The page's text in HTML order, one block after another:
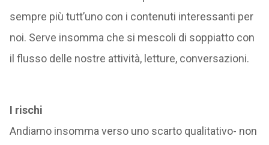
sempre più tutt’uno con i contenuti interessanti per
noi. Serve insomma che si mescoli di soppiatto con
il flusso delle nostre attività, letture, conversazioni.
I rischi
Andiamo insomma verso uno scarto qualitativo- non